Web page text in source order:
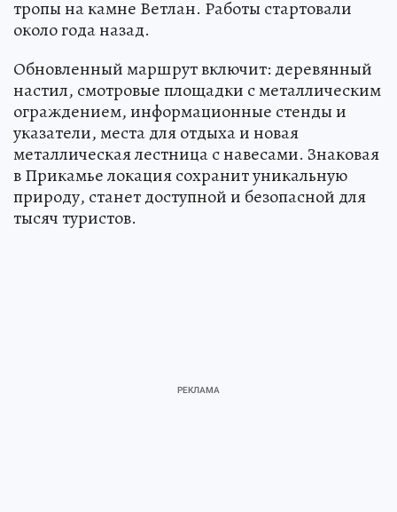
тропы на камне Ветлан. Работы стартовали
около года назад.
Обновленный маршрут включит: деревянный
настил, смотровые площадки с металлическим
ограждением, информационные стенды и
указатели, места для отдыха и новая
металлическая лестница с навесами. Знаковая
в Прикамье локация сохранит уникальную
природу, станет доступной и безопасной для
тысяч туристов.